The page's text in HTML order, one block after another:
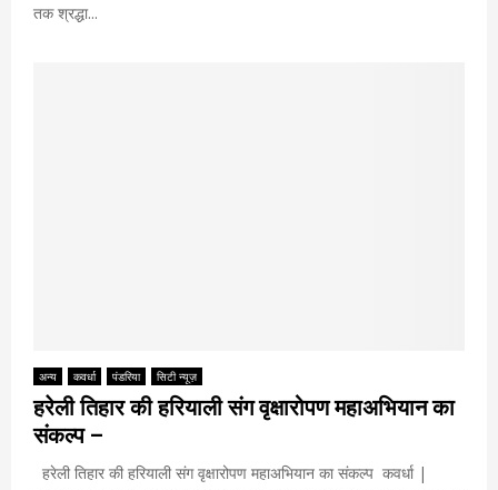
तक श्रद्धा...
अन्य कवर्धा पंडरिया सिटी न्यूज़
हरेली तिहार की हरियाली संग वृक्षारोपण महाअभियान का
संकल्प –
हरेली तिहार की हरियाली संग वृक्षारोपण महाअभियान का संकल्प कवर्धा |